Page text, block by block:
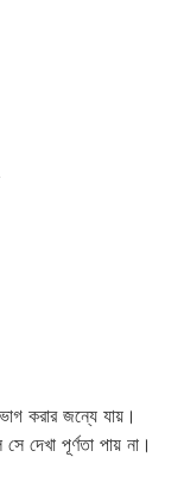
করার জন্যে যায়।
দেখা পূর্ণতা পায় না।